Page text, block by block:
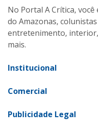
No Portal A Crítica,
do Amazonas,
entretenimento,
mais.
Institucional
Comercial
Publicidade Legal